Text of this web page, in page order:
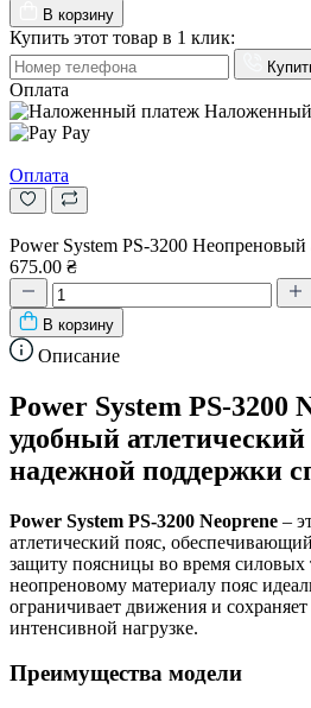
В корзину
Купить этот товар в 1 клик:
Оплата
Pay
Оплата
Power System PS-3200 Неопреновый
675.00 ₴
В корзину
Описание
Power System PS-3200
удобный
надежной поддержки
Power System PS-3200 Neoprene –
атлетический пояс,
защиту поясницы во время силовых
неопреновому материалу пояс
ограничивает движения и
интенсивной нагрузке.
Преимущества модели